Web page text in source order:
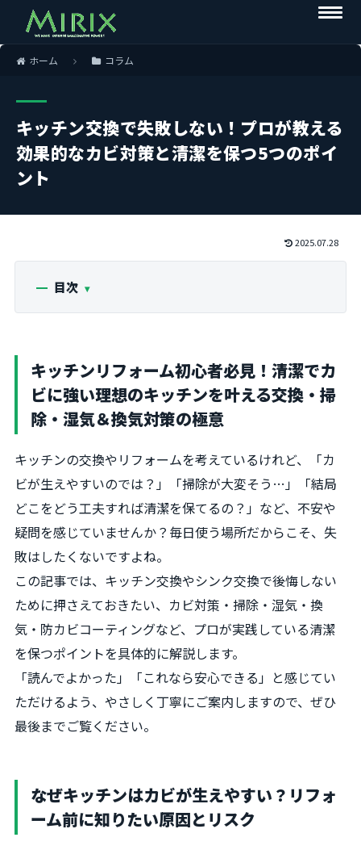
ホーム コラム
キッチン交換で失敗しない！プロが教える
効果的なカビ対策と清潔を保つ5つのポイ
ント
2025.07.28
目次
キッチンリフォーム初心者必見！清潔でカ
ビに強い理想のキッチンを叶える交換・掃
除・湿気＆換気対策の極意
キッチンの交換やリフォームを考えているけれど、「カ
ビが生えやすいのでは？」「掃除が大変そう…」「結局
どこをどう工夫すれば清潔を保てるの？」など、不安や
疑問を感じていませんか？毎日使う場所だからこそ、失
敗はしたくないですよね。
この記事では、キッチン交換やシンク交換で後悔しない
ために押さえておきたい、カビ対策・掃除・湿気・換
気・防カビコーティングなど、プロが実践している清潔
を保つポイントを具体的に解説します。
「読んでよかった」「これなら安心できる」と感じてい
ただけるよう、やさしく丁寧にご案内しますので、ぜひ
最後までご覧ください。
なぜキッチンはカビが生えやすい？リフォ
ーム前に知りたい原因とリスク